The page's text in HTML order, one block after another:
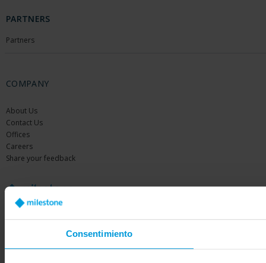
Consentimiento
PARTNERS
Partners
COMPANY
About Us
Contact Us
Offices
Careers
Share your feedback
Copyright © 2026 Milestone Systems A/S. All rights reserved.